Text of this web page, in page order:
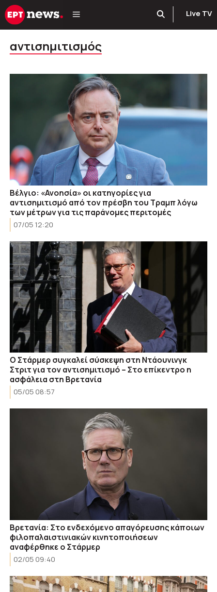
Μετάβαση
σε
Live TV
αντισημιτισμός
Βέλγιο: «Ανοησία» οι κατηγορίες για
αντισημιτισμό από τον πρέσβη του Τραμπ λόγω
των μέτρων για τις παράνομες περιτομές
07/05 12:20
Ο Στάρμερ συγκαλεί σύσκεψη στη Ντάουνινγκ
Στριτ για τον αντισημιτισμό – Στο επίκεντρο η
ασφάλεια στη Βρετανία
05/05 08:57
Βρετανία: Στο ενδεχόμενο απαγόρευσης κάποιων
φιλοπαλαιστινιακών κινητοποιήσεων
αναφέρθηκε ο Στάρμερ
02/05 09:40